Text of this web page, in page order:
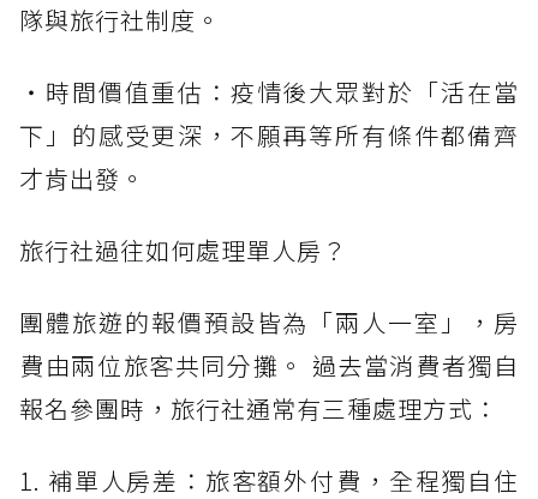
隊與旅行社制度。
・時間價值重估：疫情後大眾對於「活在當
下」的感受更深，不願再等所有條件都備齊
才肯出發。
旅行社過往如何處理單人房？
團體旅遊的報價預設皆為「兩人一室」，房
費由兩位旅客共同分攤。 過去當消費者獨自
報名參團時，旅行社通常有三種處理方式：
1. 補單人房差：旅客額外付費，全程獨自住